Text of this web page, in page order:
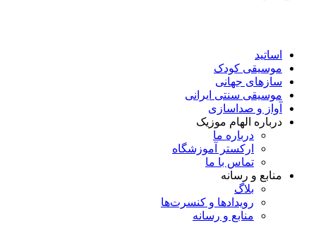
اساتید
موسیقی کودک
سازهای جهانی
موسیقی سنتی ایرانی
آواز و صداسازی
درباره الهام موزیک
درباره ما
ارکستر آموزشگاه
تماس با ما
منابع و رسانه
بلاگ
رویدادها و کنسرت‌ها
منابع و رسانه